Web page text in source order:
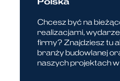
Chcesz być na
realizacjami,
firmy? Znajdziesz tu
branży budowlanej
naszych projektach w